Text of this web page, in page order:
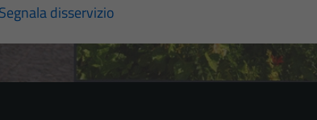
Segnala disservizio